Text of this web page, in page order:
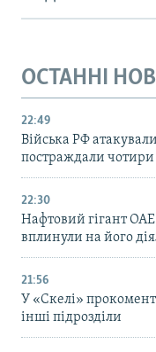
ОСТАННІ
22:49
Війська РФ
постраждали
22:30
Нафтовий гігант ОАЕ
вплинули на його
21:56
У «Скелі»
інші підрозділи